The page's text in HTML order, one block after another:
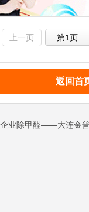
上一页 第1页
返回首
业除甲醛——大连金